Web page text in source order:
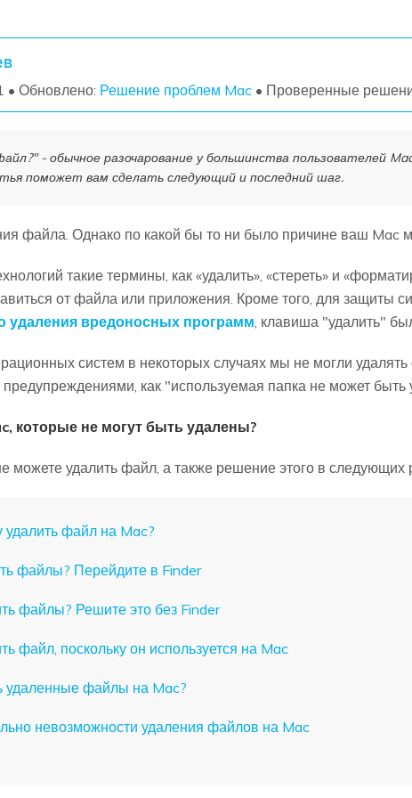
УЗНАЙТЕ ОБО ВСЕХ ФУНКЦИЯХ
Обновлено: Решение проблем Mac • Проверенные
- обычное разочарование у большинства пользователей
поможет вам сделать следующий и последний шаг.
файла. Однако по какой бы то ни было причине ваш Mac
такие термины, как «удалить», «стереть» и
от файла или приложения. Кроме того, для защиты
удаления вредоносных программ, клавиша "удалить"
систем в некоторых случаях мы не могли
предупреждениями, как "используемая папка не может быть
которые не могут быть удалены?
удалить файл, а также решение этого в следующих
удалить файл на Mac?
файлы? Перейдите в Finder
файлы? Решите это без Finder
файл, поскольку он используется на Mac
удаленные файлы на Mac?
невозможности удаления файлов на Mac